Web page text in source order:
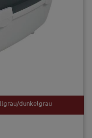
dunkelgrau